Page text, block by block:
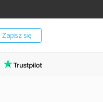
Zapisz się